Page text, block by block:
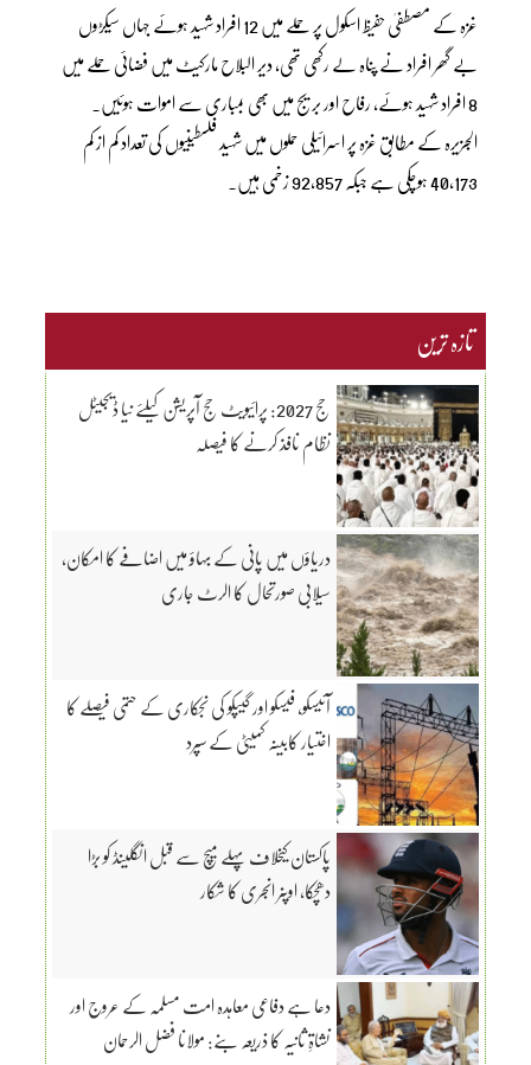
غزہ کے مصطفیٰ حفیظ اسکول پر حملے میں 12 افراد شہید ہوئے جہاں سیکڑوں
بے گھر افراد نے پناہ لے رکھی تھی، دیر البلاح مارکیٹ میں فضائی حملے میں
8 افراد شہید ہوئے، رفاح اور بریج میں بھی بمباری سے اموات ہوئیں۔
الجزیرہ کے مطابق غزہ پر اسرائیلی حملوں میں شہید فلسطینیوں کی تعداد کم از کم
40,173 ہوچکی ہے جبکہ 92,857 زخمی ہیں۔
تازہ ترین
حج 2027: پرائیویٹ حج آپریشن کیلئے نیا ڈیجیٹل
نظام نافذ کرنے کا فیصلہ
دریاؤں میں پانی کے بہاؤ میں اضافے کا امکان،
سیلابی صورتحال کا الرٹ جاری
آئیسکو، فیسکو اور گیپکو کی نجکاری کے حتمی فیصلے کا
اختیار کابینہ کمیٹی کے سپرد
پاکستان کیخلاف پہلے میچ سے قبل انگلینڈ کو بڑا
دھچکا، اوپنر انجری کا شکار
دعا ہے دفاعی معاہدہ امت مسلمہ کے عروج اور
نشاۃِ ثانیہ کا ذریعہ بنے: مولانا فضل الرحمان